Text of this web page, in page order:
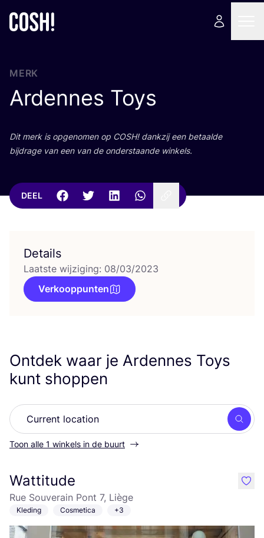
MERK
Ardennes Toys
Dit merk is opge­no­men op COSH! dank­zij een betaal­de
bij­dra­ge van een van de onder­staan­de winkels.
DEEL
Details
Laatste wijziging: 08/03/2023
Verkooppunten
Ontdek waar je Ardennes Toys
kunt shoppen
Zoek
Toon alle 1 winkels in de buurt
Wattitude
Rue Souverain Pont 7, Liège
Kleding Cosmetica +3
like